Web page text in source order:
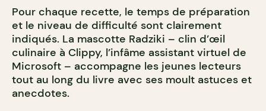
Pour chaque recette, le temps de préparation
et le niveau de difficulté sont clairement
indiqués. La mascotte Radziki – clin d’œil
culinaire à Clippy, l’infâme assistant virtuel de
Microsoft – accompagne les jeunes lecteurs
tout au long du livre avec ses moult astuces et
anecdotes.